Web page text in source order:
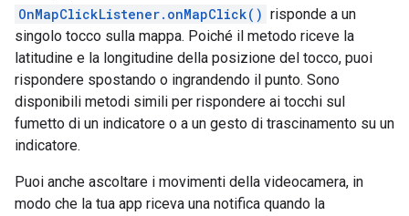
OnMapClickListener.onMapClick() risponde a un
singolo tocco sulla mappa. Poiché il metodo riceve la
latitudine e la longitudine della posizione del tocco, puoi
rispondere spostando o ingrandendo il punto. Sono
disponibili metodi simili per rispondere ai tocchi sul
fumetto di un indicatore o a un gesto di trascinamento su un
indicatore.
Puoi anche ascoltare i movimenti della videocamera, in
modo che la tua app riceva una notifica quando la